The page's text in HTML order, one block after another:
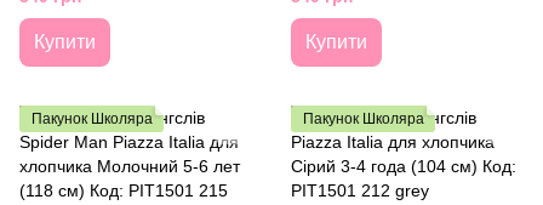
217 d-blue
Купити
см) Код: PIT1501 216 blue
Купити
Пакунок Школяра Пакунок Школяра